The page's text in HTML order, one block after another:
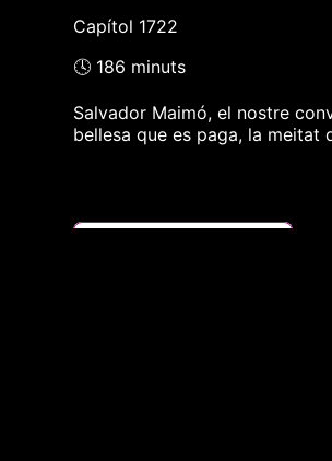
Capítol 1722
🕓 186 minuts
Salvador Maimó, el nostre
bellesa que es paga, la